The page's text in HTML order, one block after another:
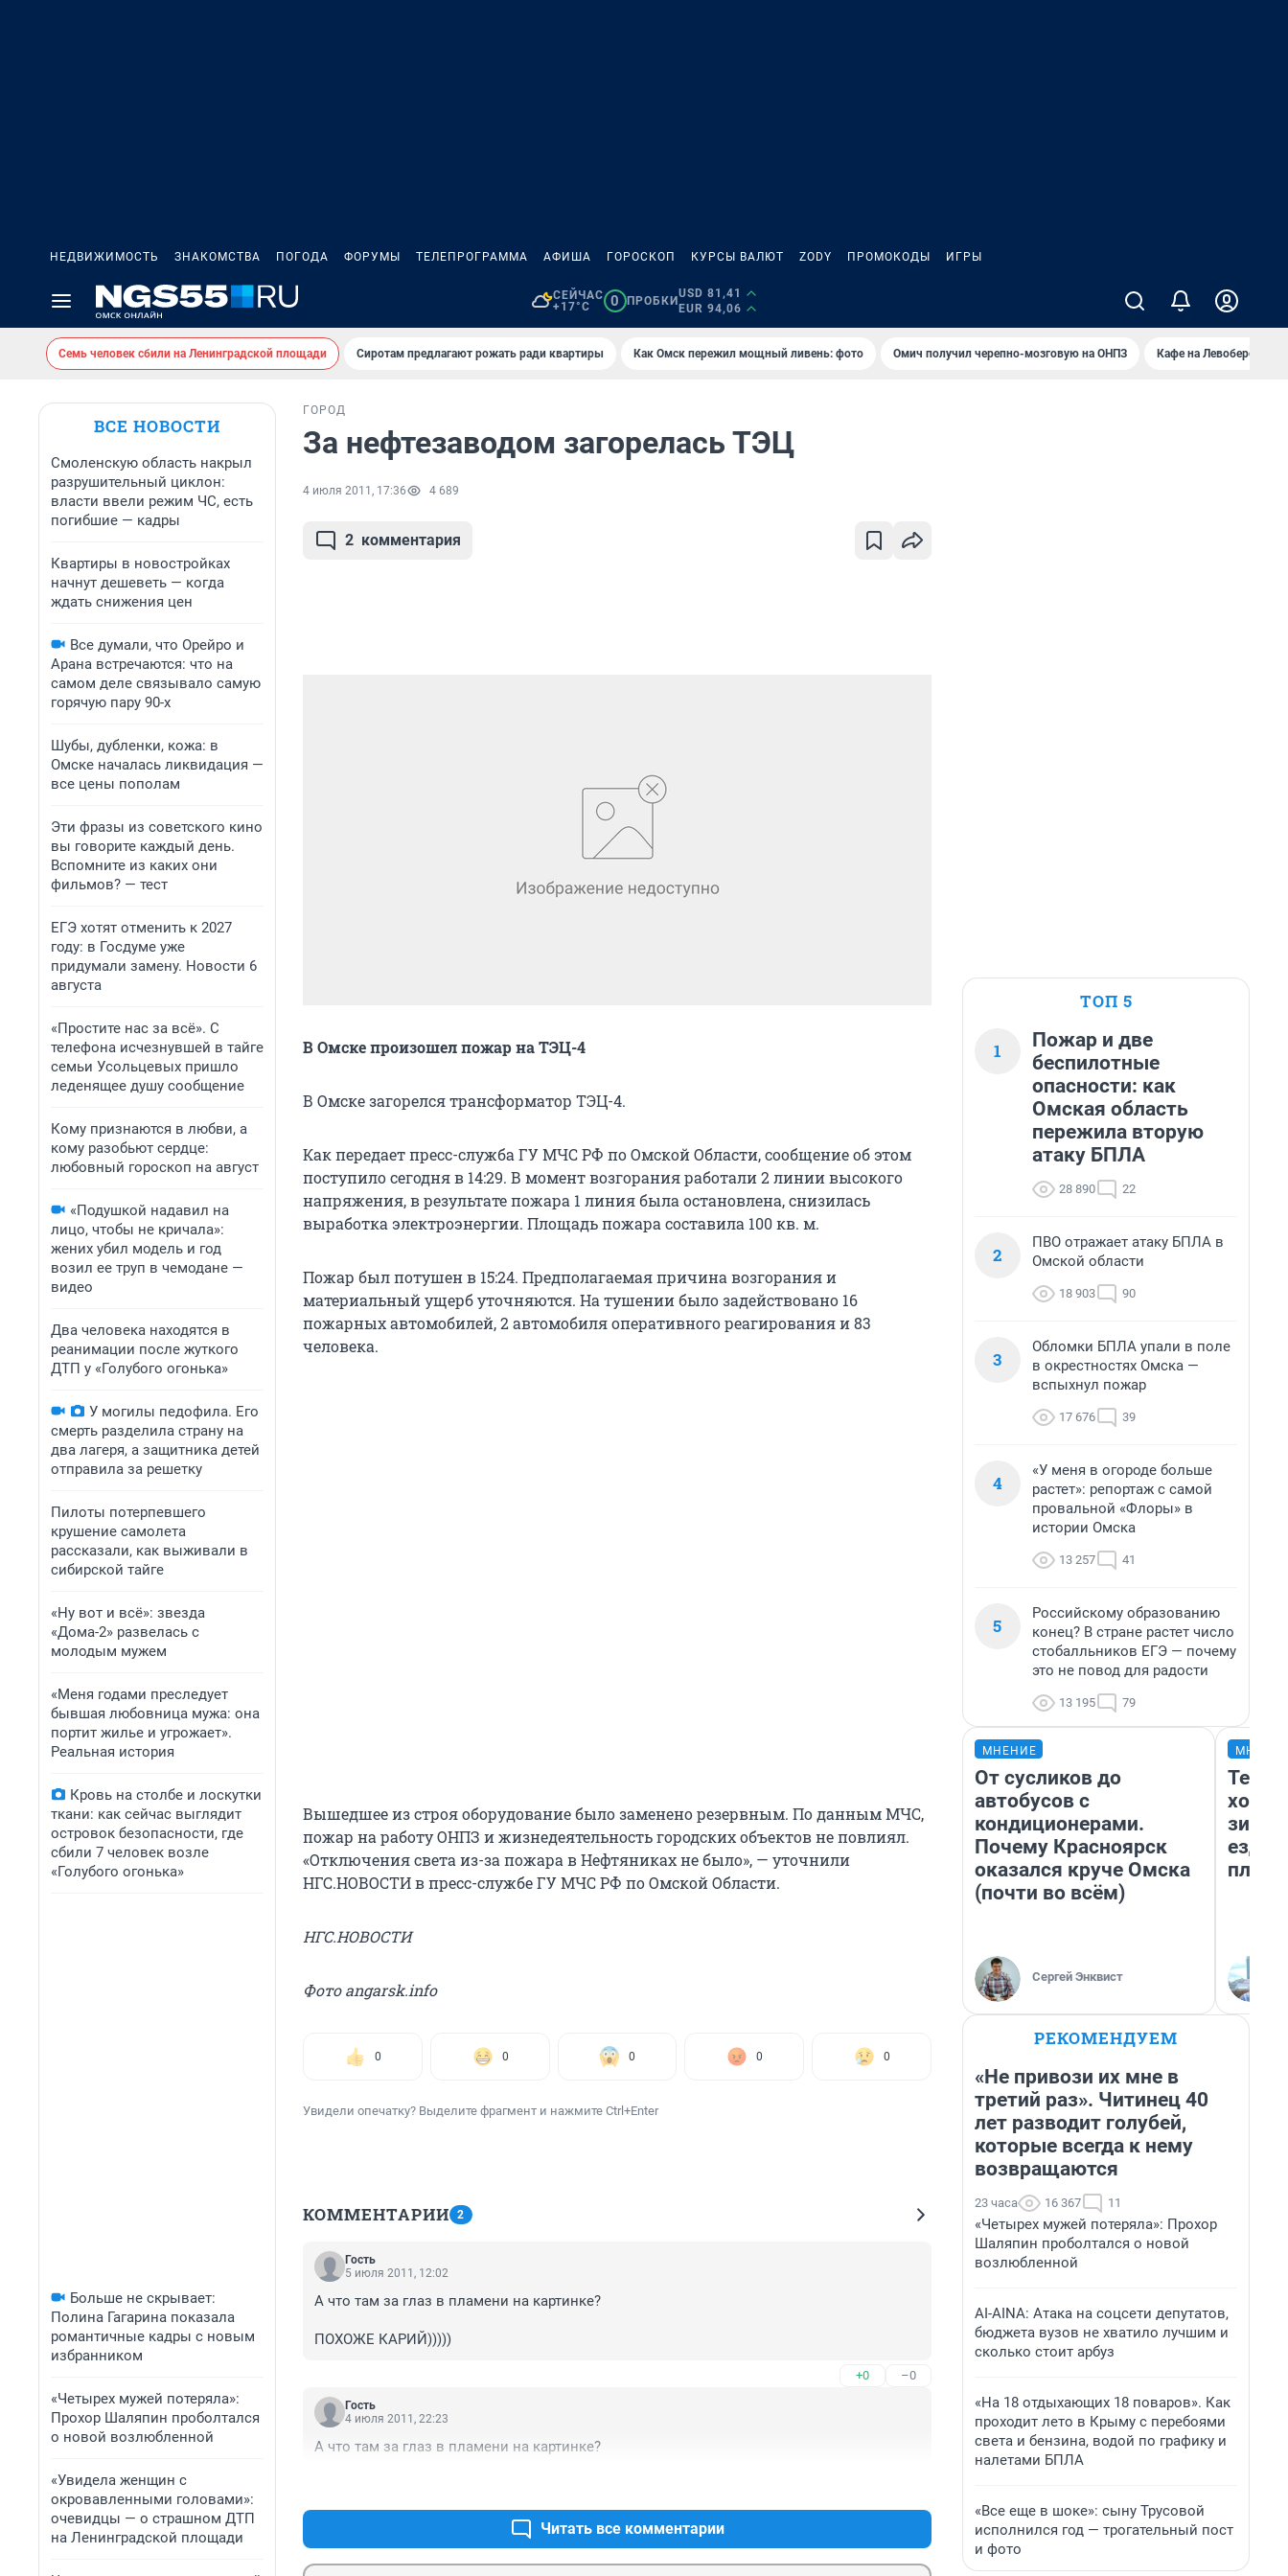
НЕДВИЖИМОСТЬ ЗНАКОМСТВА ПОГОДА ФОРУМЫ ТЕЛЕПРОГРАММА АФИША ГОРОСКОП КУРСЫ ВАЛЮТ ZODY ПРОМОКОДЫ ИГРЫ
СЕЙЧАС
+17°C
0 ПРОБКИ
USD 81,41
EUR 94,06
Семь человек сбили на Ленинградской площади Сиротам предлагают рожать ради квартиры Как Омск пережил мощный ливень: фото Омич получил черепно-мозговую на ОНПЗ Кафе на Левобережье
ВСЕ НОВОСТИ
Смоленскую область накрыл
разрушительный циклон:
власти ввели режим ЧС, есть
погибшие — кадры
Квартиры в новостройках
начнут дешеветь — когда
ждать снижения цен
Все думали, что Орейро и
Арана встречаются: что на
самом деле связывало самую
горячую пару 90-х
Шубы, дубленки, кожа: в
Омске началась ликвидация —
все цены пополам
Эти фразы из советского кино
вы говорите каждый день.
Вспомните из каких они
фильмов? — тест
ЕГЭ хотят отменить к 2027
году: в Госдуме уже
придумали замену. Новости 6
августа
«Простите нас за всё». С
телефона исчезнувшей в тайге
семьи Усольцевых пришло
леденящее душу сообщение
Кому признаются в любви, а
кому разобьют сердце:
любовный гороскоп на август
«Подушкой надавил на
лицо, чтобы не кричала»:
жених убил модель и год
возил ее труп в чемодане —
видео
Два человека находятся в
реанимации после жуткого
ДТП у «Голубого огонька»
У могилы педофила. Его
смерть разделила страну на
два лагеря, а защитника детей
отправила за решетку
Пилоты потерпевшего
крушение самолета
рассказали, как выживали в
сибирской тайге
«Ну вот и всё»: звезда
«Дома-2» развелась с
молодым мужем
«Меня годами преследует
бывшая любовница мужа: она
портит жилье и угрожает».
Реальная история
Кровь на столбе и лоскутки
ткани: как сейчас выглядит
островок безопасности, где
сбили 7 человек возле
«Голубого огонька»
Больше не скрывает:
Полина Гагарина показала
романтичные кадры с новым
избранником
«Четырех мужей потеряла»:
Прохор Шаляпин проболтался
о новой возлюбленной
«Увидела женщин с
окровавленными головами»:
очевидцы — о страшном ДТП
на Ленинградской площади
ГОРОД
За нефтезаводом загорелась ТЭЦ
4 июля 2011, 17:36 4 689
2 комментария
В Омске произошел пожар на ТЭЦ-4
В Омске загорелся трансформатор ТЭЦ-4.
Как передает пресс-служба ГУ МЧС РФ по Омской Области, сообщение об этом
поступило сегодня в 14:29. В момент возгорания работали 2 линии высокого
напряжения, в результате пожара 1 линия была остановлена, снизилась
выработка электроэнергии. Площадь пожара составила 100 кв. м.
Пожар был потушен в 15:24. Предполагаемая причина возгорания и
материальный ущерб уточняются. На тушении было задействовано 16
пожарных автомобилей, 2 автомобиля оперативного реагирования и 83
человека.
Вышедшее из строя оборудование было заменено резервным. По данным МЧС,
пожар на работу ОНПЗ и жизнедеятельность городских объектов не повлиял.
«Отключения света из-за пожара в Нефтяниках не было», — уточнили
НГС.НОВОСТИ в пресс-службе ГУ МЧС РФ по Омской Области.
НГС.НОВОСТИ
Фото angarsk.info
0 0 0 0 0
Увидели опечатку? Выделите фрагмент и нажмите Ctrl+Enter
КОММЕНТАРИИ 2
Гость
5 июля 2011, 12:02
А что там за глаз в пламени на картинке?
ПОХОЖЕ КАРИЙ)))))
+0 –0
Гость
4 июля 2011, 22:23
А что там за глаз в пламени на картинке?
Читать все комментарии
ТОП 5
1
Пожар и две
беспилотные
опасности: как
Омская область
пережила вторую
атаку БПЛА
28 890 22
2
ПВО отражает атаку БПЛА в
Омской области
18 903 90
3
Обломки БПЛА упали в поле
в окрестностях Омска —
вспыхнул пожар
17 676 39
4
«У меня в огороде больше
растет»: репортаж с самой
провальной «Флоры» в
истории Омска
13 257 41
5
Российскому образованию
конец? В стране растет число
стобалльников ЕГЭ — почему
это не повод для радости
13 195 79
МНЕНИЕ
От сусликов до
автобусов с
кондиционерами.
Почему Красноярск
оказался круче Омска
(почти во всём)
Сергей Энквист
ездит
РЕКОМЕНДУЕМ
«Не привози их мне в
третий раз». Читинец 40
лет разводит голубей,
которые всегда к нему
возвращаются
23 часа 16 367 11
«Четырех мужей потеряла»: Прохор
Шаляпин проболтался о новой
возлюбленной
AI-AINA: Атака на соцсети депутатов,
бюджета вузов не хватило лучшим и
сколько стоит арбуз
«На 18 отдыхающих 18 поваров». Как
проходит лето в Крыму с перебоями
света и бензина, водой по графику и
налетами БПЛА
«Все еще в шоке»: сыну Трусовой
исполнился год — трогательный пост
и фото